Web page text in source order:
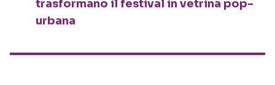
trasformano il festival in vetrina pop-
urbana